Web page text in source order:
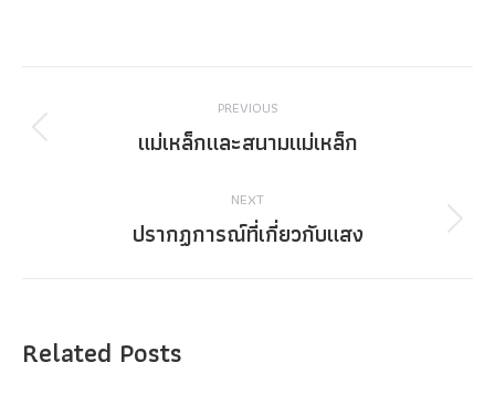
navigation
PREVIOUS
Previous
แม่เหล็กและสนามแม่เหล็ก
NEXT
Next
ปรากฏการณ์ที่เกี่ยวกับแสง
Related Posts